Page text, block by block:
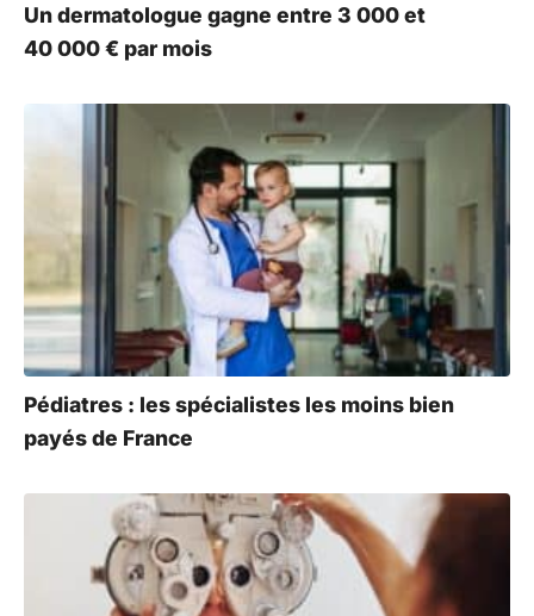
Un dermatologue gagne entre 3 000 et
40 000 € par mois
Pédiatres : les spécialistes les moins bien
payés de France